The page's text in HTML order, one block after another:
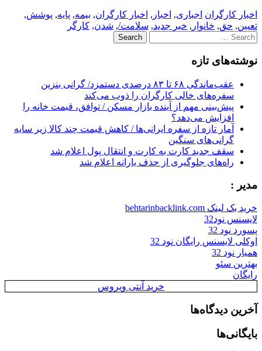
اخبار کارگران اجباری, اخبار , اخبار کارگران, بیمه, پایه, پوشش,
تعیین, حق, خانوار , خبر جدید, سلامت/, شدن, کارگر
Search
for:
نوشته‌های تازه
عقب‌ماندگی ۶۸ تا ۸۳ درصدی دستمزد/ گرانی بنزین
سفره‌های خالی کارگران را ذوب می‌کند
پیش‌بینی مهم از آینده بازار مسکن / توافق، قیمت خانه را
افزایش می‌دهد؟
آمار تازه از سفره ایرانی‌ها / کاهش قیمت چند کالا زیر سایه
گرانی‌های سنگین
سقف جدید کارت به کارت و انتقال پول اعلام شد
راه‌های جلوگیری از حذف یارانه اعلام شد
مدیر :
خرید بک لینک behtarinbacklink.com
لایسنس نود32
پسورد نود 32
اوکلی لایسنس رایگان نود 32
همیار نود 32
بهترین سئو
رایگان
خرید آنتی ویروس
آخرین دیدگاه‌ها
بایگانی‌ها